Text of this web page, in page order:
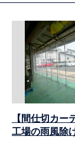
【間仕切カー
工場の雨風除